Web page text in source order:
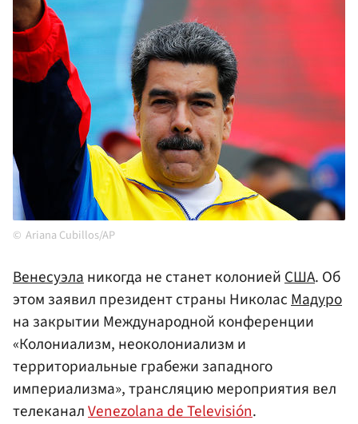
Ariana Cubillos/AP
Венесуэланикогда не станет колониейСША. Об
этом заявил президент страны НиколасМадуро
на закрытии Международной конференции
«Колониализм, неоколониализм и
территориальные грабежи западного
империализма», трансляцию мероприятия вел
телеканалVenezolana de Televisión.